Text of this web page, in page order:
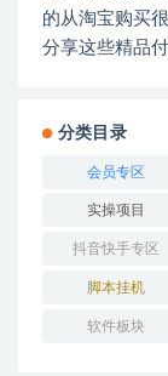
的从淘宝购买
分享这些精品付
分类目录
会员专区
实操项目
抖音快手专区
脚本挂机
软件板块